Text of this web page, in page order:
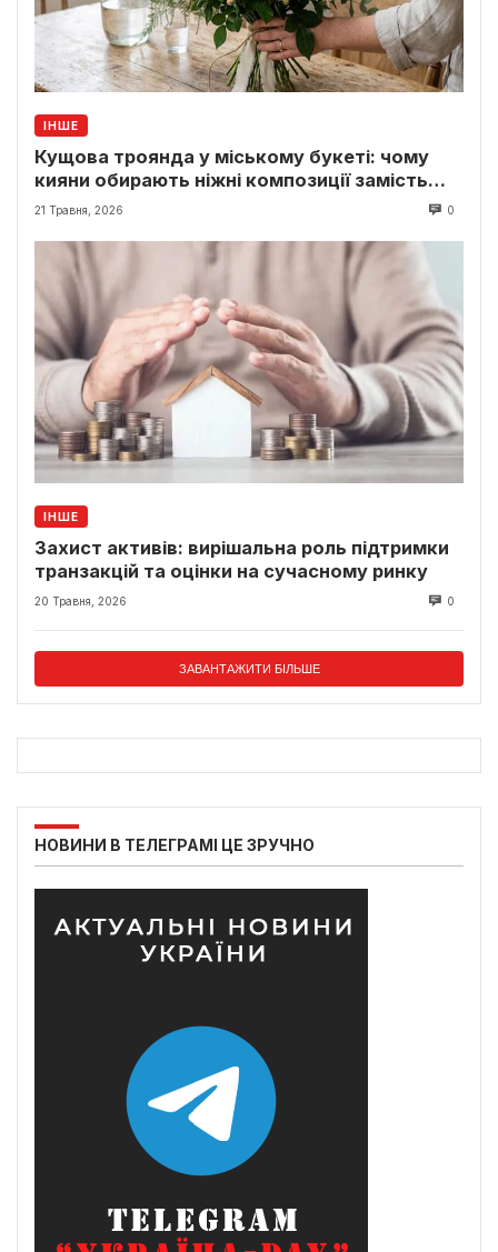
ІНШЕ
Кущова троянда у міському букеті: чому
кияни обирають ніжні композиції замість
класики
21 Травня, 2026 0
ІНШЕ
Захист активів: вирішальна роль підтримки
транзакцій та оцінки на сучасному ринку
20 Травня, 2026 0
ЗАВАНТАЖИТИ БІЛЬШЕ
НОВИНИ В ТЕЛЕГРАМІ ЦЕ ЗРУЧНО